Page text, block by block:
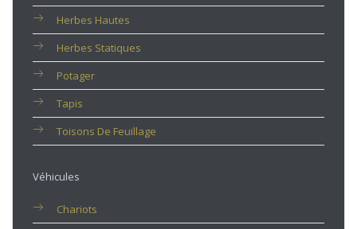
Herbes Hautes
Herbes Statiques
Potager
Tapis
Toisons De Feuillage
Véhicules
Chariots